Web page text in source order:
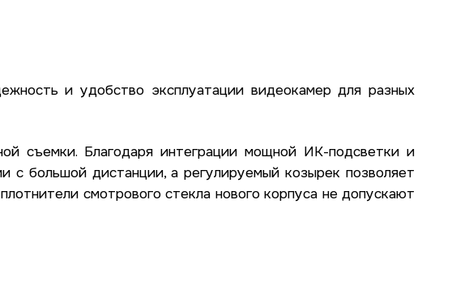
и удобство эксплуатации видеокамер для разных
съемки. Благодаря интеграции мощной ИК-подсветки и
с большой дистанции, а регулируемый козырек позволяет
смотрового стекла нового корпуса не допускают